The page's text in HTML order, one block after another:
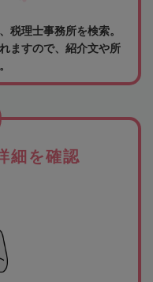
税理士事務所を検索。
ますので、紹介文や所
細を確認